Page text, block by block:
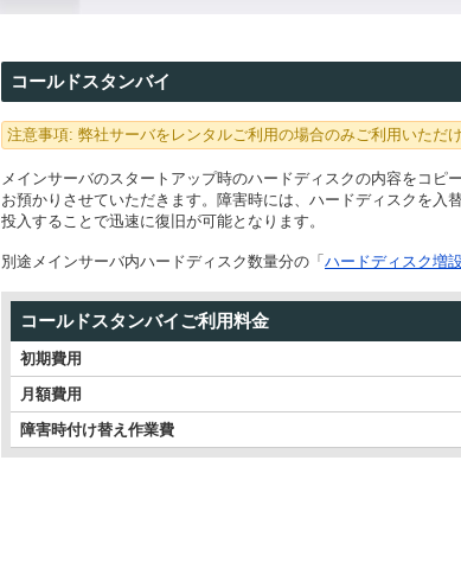
コールドスタンバイ
注意事項: 弊社サーバをレンタルご利用の場合のみご利用いただけ
メインサーバのスタートアップ時のハードディスクの内容をコピ
お預かりさせていただきます。障害時には、ハードディスクを入
投入することで迅速に復旧が可能となります。
別途メインサーバ内ハードディスク数量分の「 ハードディスク増
コールドスタンバイご利用料金
初期費用
月額費用
障害時付け替え作業費